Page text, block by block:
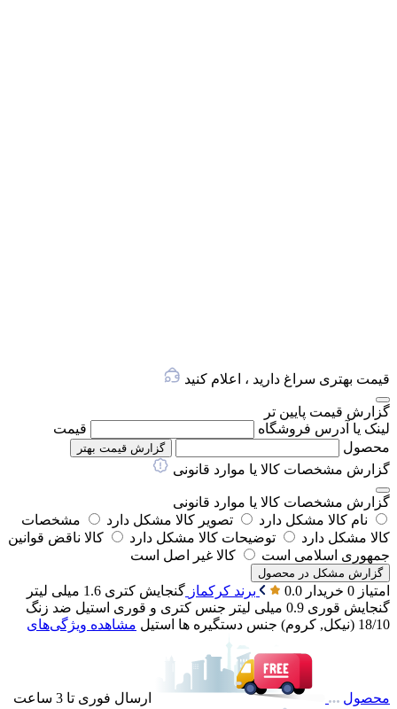
قیمت بهتری سراغ دارید ، اعلام کنید
گزارش قیمت پایین تر
لینک یا آدرس فروشگاه
قیمت
محصول
گزارش قیمت بهتر
گزارش مشخصات کالا یا موارد قانونی
گزارش مشخصات کالا یا موارد قانونی
نام کالا مشکل دارد
تصویر کالا مشکل دارد
مشخصات
کالا مشکل دارد
توضیحات کالا مشکل دارد
کالا ناقض قوانین
جمهوری اسلامی است
کالا غیر اصل است
گزارش مشکل در محصول
امتیاز 0 خریدار 0.0 برند کرکماز گنجایش کتری 1.6 میلی لیتر
گنجایش قوری 0.9 میلی لیتر جنس کتری و قوری استیل ضد زنگ
18/10 (نیکل, کروم)
جنس دستگیره ها استیل مشاهده ویژگی‌های
محصول
ارسال فوری تا 3 ساعت